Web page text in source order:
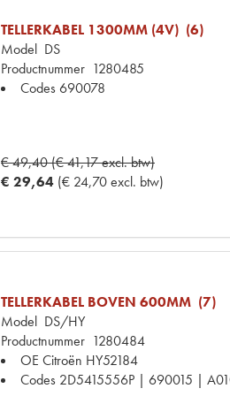
TELLERKABEL 1300MM (4V) (6)
Model DS
Productnummer 1280485
Codes 690078
€ 49,40 (€ 41,17 excl. btw)
€ 29,64 (€ 24,70 excl. btw)
TELLERKABEL BOVEN 600MM (7)
Model DS/HY
Productnummer 1280484
OE Citroën HY52184
Codes 2D5415556P | 690015 |